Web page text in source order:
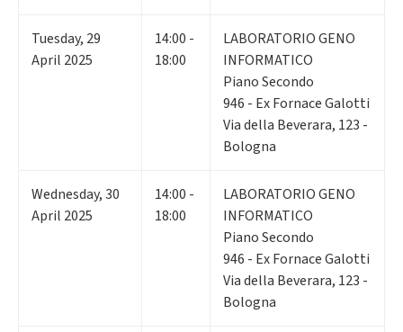
Tuesday, 29
April 2025
14:00 -
18:00
LABORATORIO GENO
INFORMATICO
Piano Secondo
946 - Ex Fornace Galotti
Via della Beverara, 123 -
Bologna
Wednesday,30
April 2025
14:00 -
18:00
LABORATORIO GENO
INFORMATICO
Piano Secondo
946 - Ex Fornace Galotti
Via della Beverara, 123 -
Bologna